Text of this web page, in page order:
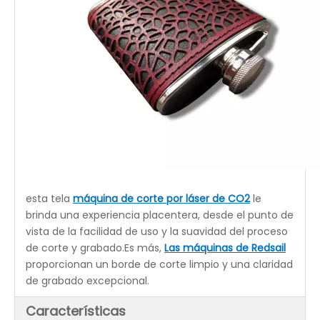
esta tela máquina de corte por láser de CO2le
brinda una experiencia placentera, desde el punto de
vista de la facilidad de uso y la suavidad del proceso
de corte y grabado.Es más, Las máquinas de Redsail
proporcionan un borde de corte limpio y una claridad
de grabado excepcional.
Características